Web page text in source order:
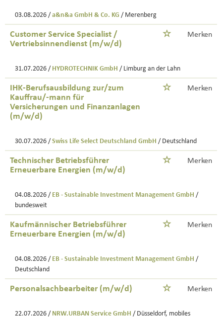
03.08.2026 / a&n&a GmbH & Co. KG / Merenberg
Customer Service Specialist /
Vertriebsinnendienst (m/w/d)
Merken
31.07.2026 / HYDROTECHNIK GmbH / Limburg an der Lahn
IHK-Berufsausbildung zur/zum
Kauffrau/-mann für
Versicherungen und Finanzanlagen
(m/w/d)
Merken
30.07.2026 / Swiss Life Select Deutschland GmbH / Deutschland
Technischer Betriebsführer
Erneuerbare Energien (m/w/d)
Merken
04.08.2026 / EB - Sustainable Investment Management GmbH /
bundesweit
Kaufmännischer Betriebsführer
Erneuerbare Energien (m/w/d)
Merken
04.08.2026 / EB - Sustainable Investment Management GmbH /
Deutschland
Personalsachbearbeiter (m/w/d) Merken
22.07.2026 / NRW.URBAN Service GmbH / Düsseldorf, mobiles